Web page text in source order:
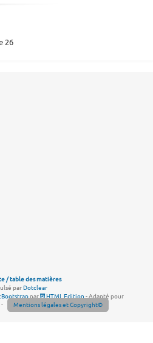
26
/ table des matières
parDotclear
par HTML Edition- Adapté pour
- Mentions légales et Copyright©